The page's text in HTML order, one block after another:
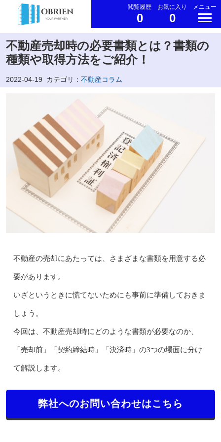
閲覧履歴
0
お気に入り
0
メニュー
不動産売却時の必要書類とは？書類の
種類や取得方法をご紹介！
2022-04-19 カテゴリ： 不動産コラム
不動産の売却にあたっては、さまざまな書類を用意する必
要があります。
いざというときに慌てないためにも事前に準備しておきま
しょう。
今回は、不動産売却時にどのような書類が必要なのか、
「売却前」「契約締結時」「決済時」の3つの場面に分け
て解説します。
弊社へのお問い合わせはこちら